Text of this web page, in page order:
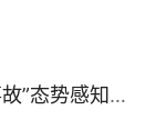
中国模式-冬奥网络安全“零事故”态势感知研判系统